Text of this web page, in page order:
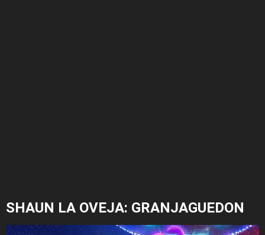
SHAUN LA OVEJA: GRANJAGUEDON